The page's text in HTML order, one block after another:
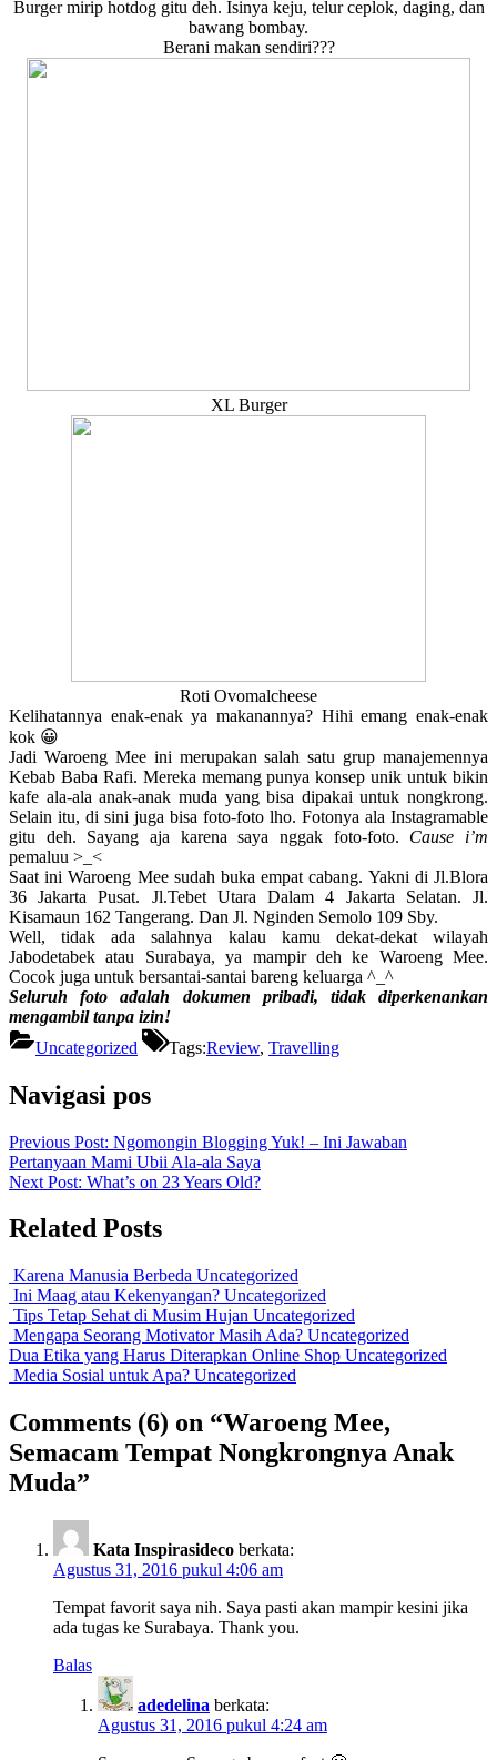
Burger mirip hotdog gitu deh. Isinya keju, telur ceplok, daging, dan
bawang bombay.
Berani makan sendiri???
XL Burger
Roti Ovomalcheese
Kelihatannya enak-enak ya makanannya? Hihi emang enak-enak
kok 😀
Jadi Waroeng Mee ini merupakan salah satu grup manajemennya
Kebab Baba Rafi. Mereka memang punya konsep unik untuk bikin
kafe ala-ala anak-anak muda yang bisa dipakai untuk nongkrong.
Selain itu, di sini juga bisa foto-foto lho. Fotonya ala Instagramable
gitu deh. Sayang aja karena saya nggak foto-foto. Cause i’m
pemaluu >_<
Saat ini Waroeng Mee sudah buka empat cabang. Yakni di Jl.Blora
36 Jakarta Pusat. Jl.Tebet Utara Dalam 4 Jakarta Selatan. Jl.
Kisamaun 162 Tangerang. Dan Jl. Nginden Semolo 109 Sby.
Well, tidak ada salahnya kalau kamu dekat-dekat wilayah
Jabodetabek atau Surabaya, ya mampir deh ke Waroeng Mee.
Cocok juga untuk bersantai-santai bareng keluarga ^_^
Seluruh foto adalah dokumen pribadi, tidak diperkenankan
mengambil tanpa izin!
Uncategorized
Tags:Review, Travelling
Navigasi pos
Previous Post: Ngomongin Blogging Yuk! – Ini Jawaban
Pertanyaan Mami Ubii Ala-ala Saya
Next Post: What’s on 23 Years Old?
Related Posts
Karena Manusia Berbeda Uncategorized
Ini Maag atau Kekenyangan? Uncategorized
Tips Tetap Sehat di Musim Hujan Uncategorized
Mengapa Seorang Motivator Masih Ada? Uncategorized
Dua Etika yang Harus Diterapkan Online Shop Uncategorized
Media Sosial untuk Apa? Uncategorized
Comments (6) on “Waroeng Mee,
Semacam Tempat Nongkrongnya Anak
Muda”
Kata Inspirasideco berkata:
Agustus 31, 2016 pukul 4:06 am
Tempat favorit saya nih. Saya pasti akan mampir kesini jika
ada tugas ke Surabaya. Thank you.
Balas
adedelina berkata:
Agustus 31, 2016 pukul 4:24 am